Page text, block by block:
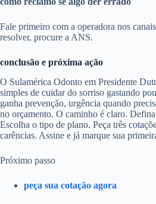
Fale primeiro com a operadora nos
resolver, procure a ANS.
conclusão e próxima ação
O Sulamérica Odonto em Presidente
simples de cuidar do sorriso gastando
ganha prevenção, urgência quando
no orçamento. O caminho é claro.
Escolha o tipo de plano. Peça três
carências. Assine e já marque sua
Próximo passo
peça sua cotação agora